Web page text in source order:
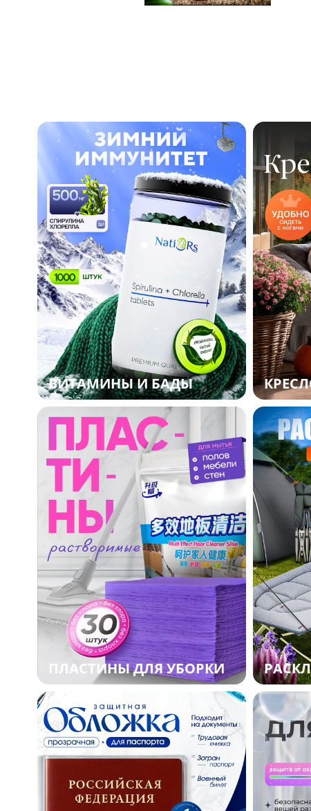
ВИТАМИНЫ И БАДЫ
ПЛАСТИНЫ ДЛЯ УБОРКИ